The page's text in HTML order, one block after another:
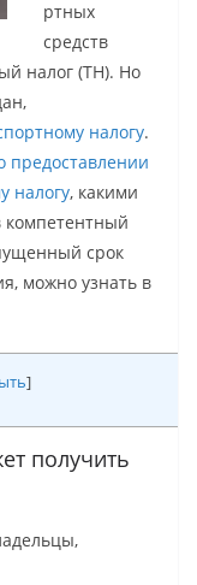
ртных
средств
налог (ТН). Но
налогу.
предоставлении
налогу, какими
компетентный
срок
можно узнать в
]
получить